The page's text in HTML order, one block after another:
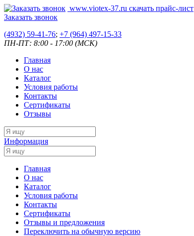
www.viotex-37.ru скачать прайс-лист
Заказать звонок
(4932) 59-41-76; +7 (964) 497-15-33
ПН-ПТ: 8:00 - 17:00 (МСК)
Главная
О нас
Каталог
Условия работы
Контакты
Сертификаты
Отзывы
Информация
Главная
О нас
Каталог
Условия работы
Контакты
Сертификаты
Отзывы и предложения
Переключить на обычную версию